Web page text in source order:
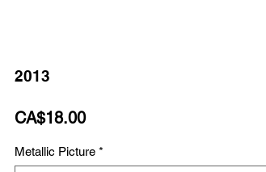
2013
CA$18.00Price
Metallic Picture *